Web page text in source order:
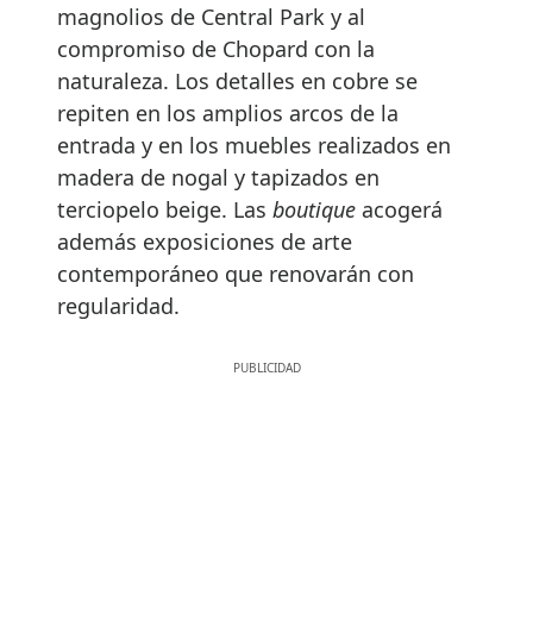
magnolios de Central Park y al
compromiso de Chopard con la
naturaleza. Los detalles en cobre se
repiten en los amplios arcos de la
entrada y en los muebles realizados en
madera de nogal y tapizados en
terciopelo beige. Las boutique acogerá
además exposiciones de arte
contemporáneo que renovarán con
regularidad.